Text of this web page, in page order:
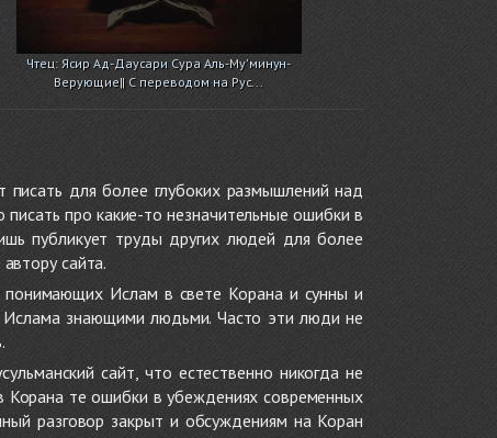
Чтец: Ясир Ад-Даусари Сура Аль-Му'минун-
Верующие|| С переводом на Рус...
писать для более глубоких размышлений над
про какие-то незначительные ошибки в
публикует труды других людей для более
сайта.
понимающих Ислам в свете Корана и сунны и
знающими людьми. Часто эти люди не
сайт, что естественно никогда не
Корана те ошибки в убеждениях современных
разговор закрыт и обсуждениям на Коран